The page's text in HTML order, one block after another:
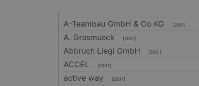
A-Teambau GmbH & Co KG [2021]
A. Grasmueck [2007]
Abbruch Liegl GmbH [2021]
ACCEL [2007]
active way [2007]